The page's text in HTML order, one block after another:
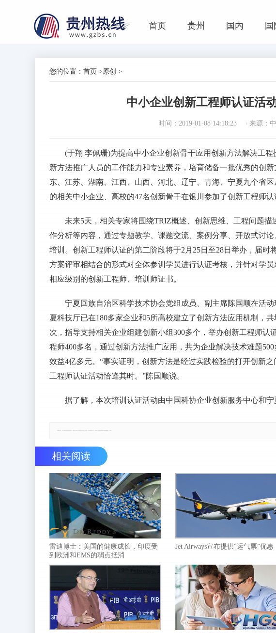
首页 贵州 国内 国
您的位置： 首页 >原创 >
中小企业创新工程师认证活
时间：2019-01-08 14:18:23 来源：
(于翔 李佩珊)为提高中小企业创新骨干应用创新方法解决工
新方法推广人员的工作能力和专业素养，培育储备一批优秀的创
东、江苏、湖南、江西、山西、河北、辽宁、青海、宁夏九个省
的相关中小企业、高校的47名创新骨干在银川参加了创新工程师认
未来5天，相关专家将围绕TRIZ概述、创新思维、工程问题
作分析等内容，通过专题教学、课题交流、案例分享、开放式讨
培训。创新工程师认证的第二阶段将于2月25日至28日举办，届时
方案评审相结合的形式对全体参训学员进行认证考核，并针对学
相应级别的创新工程师、培训师证书。
宁夏回族自治区科学技术协会党组成员、副主席陈国顺在活
夏科技厅已在180多家企业和5所高校建立了创新方法应用机制，
次，指导支持相关企业组建创新小组300多个，举办创新工程师认
程师400多名，通过创新方法推广应用，共为企业解决技术难题
效益4亿多元。“事实证明，创新方法是经过实践检验的打开创新
工程师认证活动恰逢其时。”陈国顺说。
据了解，本次培训认证活动由中国科协企业创新服务中心和
相关阅读
雷迪博士：美国的健康成长，印度受
到欧洲和EMS的弱点抵消
Jet Airways宣布提供“运气票”优惠